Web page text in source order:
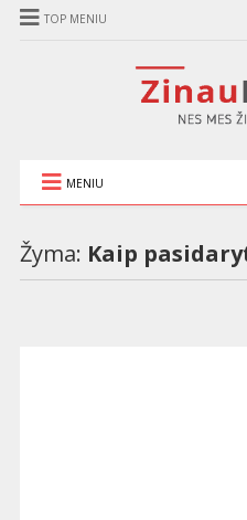
TOP MENIU
MENIU
Žyma: Kaip